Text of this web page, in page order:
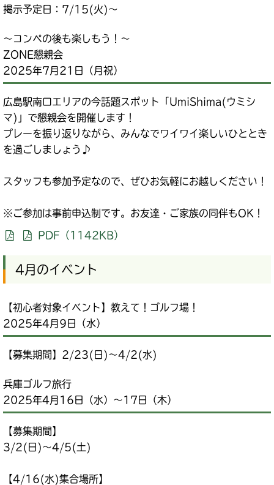
掲示予定日：7/15(火)～
～コンペの後も楽しもう！～
ZONE懇親会
2025年7月21日（月祝）
広島駅南口エリアの今話題スポット「UmiShima(ウミシ
マ)」で懇親会を開催します！
プレーを振り返りながら、みんなでワイワイ楽しいひととき
を過ごしましょう♪
スタッフも参加予定なので、ぜひお気軽にお越しください！
※ご参加は事前申込制です。お友達・ご家族の同伴もOK！
PDF（1142KB）
4月のイベント
【初心者対象イベント】教えて！ゴルフ場！
2025年4月9日（水）
【募集期間】2/23(日)～4/2(水)
兵庫ゴルフ旅行
2025年4月16日（水）～17日（木）
【募集期間】
3/2(日)～4/5(土)
【4/16(水)集合場所】